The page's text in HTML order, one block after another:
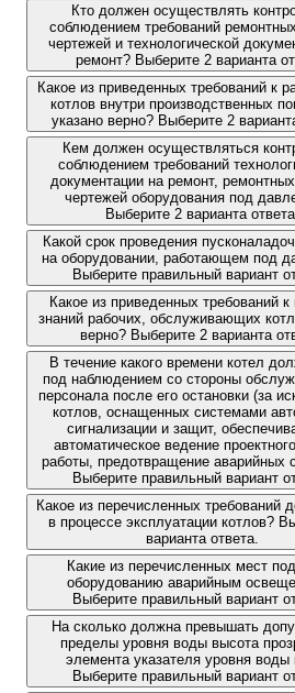
Кто должен осуществлять
соблюдением требований
чертежей и технологической
ремонт? Выберите 2 варианта
Какое из приведенных требований к
котлов внутри производственных
указано верно? Выберите 2
Кем должен осуществляться
соблюдением требований
документации на ремонт,
чертежей оборудования под
Выберите 2 варианта ответа.
Какой срок проведения
на оборудовании, работающем под
Выберите правильный вариант
Какое из приведенных требований к
знаний рабочих, обслуживающих
верно? Выберите 2 варианта
В течение какого времени котел
под наблюдением со стороны
персонала после его остановки (за
котлов, оснащенных системами
сигнализации и защит,
автоматическое ведение
работы, предотвращение аварийных
Выберите правильный вариант
Какое из перечисленных требований
в процессе эксплуатации котлов?
варианта ответа.
Какие из перечисленных мест
оборудованию аварийным
Выберите правильный вариант
На сколько должна превышать
пределы уровня воды высота
элемента указателя уровня воды
Выберите правильный вариант